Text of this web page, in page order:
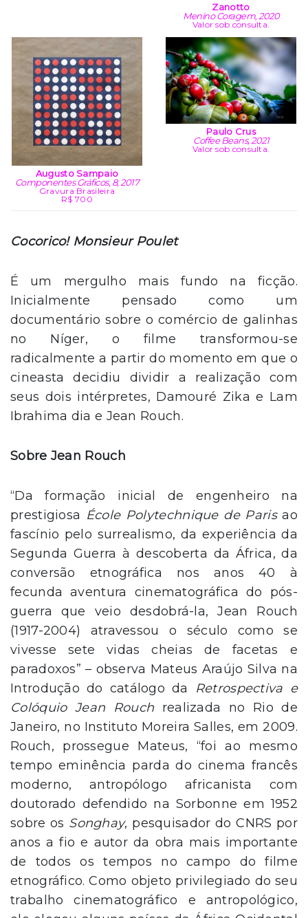
Zanotto
Menino Coragem, 2020
Valor sob consulta.
Augusto Sampaio
Componentes Gráficos, 8, 2017
Gravura Brasileira
R$ 700
Paulo Crus
Coffee Beans, 2021
Valor sob consulta.
Cocorico! Monsieur Poulet
É um mergulho mais fundo na ficção.
Inicialmente pensado como um
documentário sobre o comércio de galinhas
no Níger, o filme transformou-se
radicalmente a partir do momento em que o
cineasta decidiu dividir a realização com
seus dois intérpretes, Damouré Zika e Lam
Ibrahima dia e Jean Rouch.
Sobre Jean Rouch
“Da formação inicial de engenheiro na
prestigio­sa École Polytechnique de Parisao
fascínio pelo surrealismo, da experiência da
Segunda Guerra à descoberta da África, da
conversão etnográfica nos anos 40 à
fecunda aventura cine­matográfica do pós-
guerra que veio desdobrá-la, Jean Rouch
(1917-2004) atravessou o século como se
vivesse sete vidas cheias de facetas e
paradoxos” – observa Mateus Araújo Silva na
Introdução do catálogo da
Retrospectiva e
Colóquio Jean Rouch realizada no Rio de
Janeiro, no Instituto Moreira Salles, em 2009.
Rouch, prossegue Mateus, “foi ao mesmo
tempo eminência parda do cinema francês
moderno, antropólogo africanista com
doutorado defendido na Sorbonne em 1952
sobre os Songhay, pesquisador do CNRS por
anos a fio e autor da obra mais impor­tante
de todos os tempos no campo do filme
etnográfico. Como objeto privilegiado do seu
trabalho cinematográfico e antropo­lógico,